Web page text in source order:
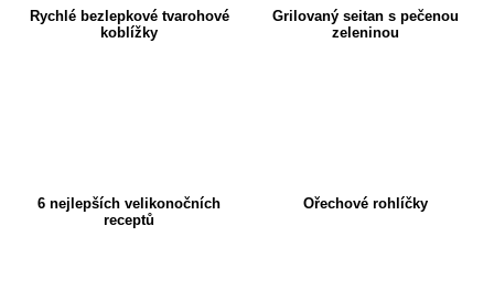
Rychlé bezlepkové tvarohové
koblížky
Grilovaný seitan s pečenou
zeleninou
6 nejlepších velikonočních
receptů
Ořechové rohlíčky